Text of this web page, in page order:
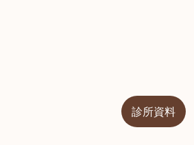
診所資料